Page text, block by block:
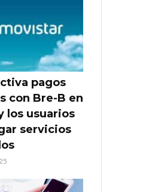
pagos
con Bre-B en
los usuarios
servicios